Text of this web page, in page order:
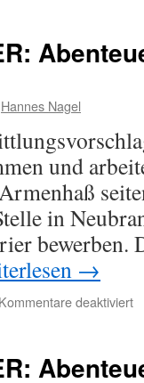
Hannes Nagel
und
in
bewerben.
→
Kommentare deaktiviert